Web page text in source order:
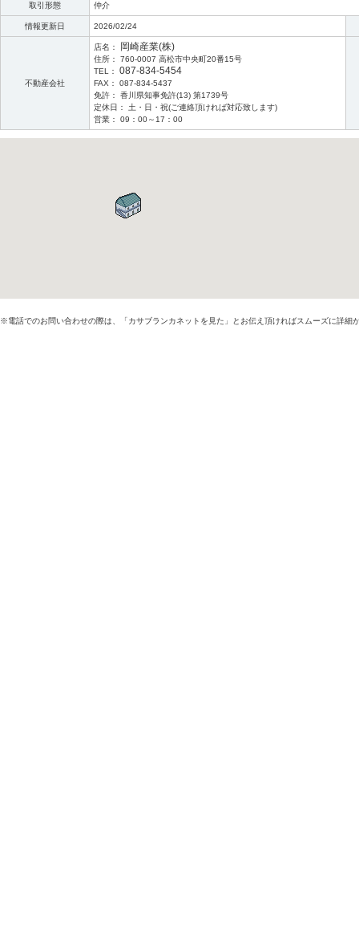
取引形態 仲介
情報更新日 2026/02/24
不動産会社
店名： 岡崎産業(株)
住所： 760-0007 高松市中央町20番15号
TEL： 087-834-5454
FAX： 087-834-5437
免許： 香川県知事免許(13) 第1739号
定休日： 土・日・祝(ご連絡頂ければ対応致します)
営業： 09：00～17：00
※電話でのお問い合わせの際は、「カサブランカネットを見た」とお伝え頂ければスムーズに詳細